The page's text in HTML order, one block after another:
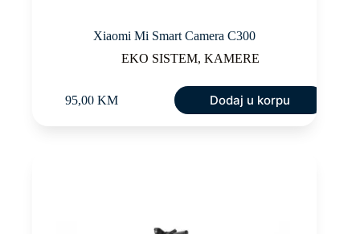
Xiaomi Mi Smart Camera C300
EKO SISTEM,KAMERE
95,00 KM Dodaj u korpu